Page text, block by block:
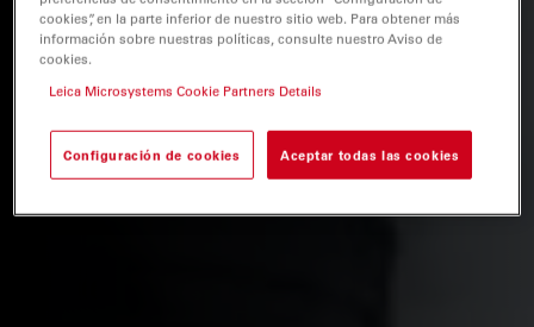
cookies”, en la parte inferior de nuestro sitio web. Para obtener más
información sobre nuestras políticas, consulte nuestro Aviso de
cookies.
Leica Microsystems Cookie Partners Details
Configuración de cookies Aceptar todas las cookies